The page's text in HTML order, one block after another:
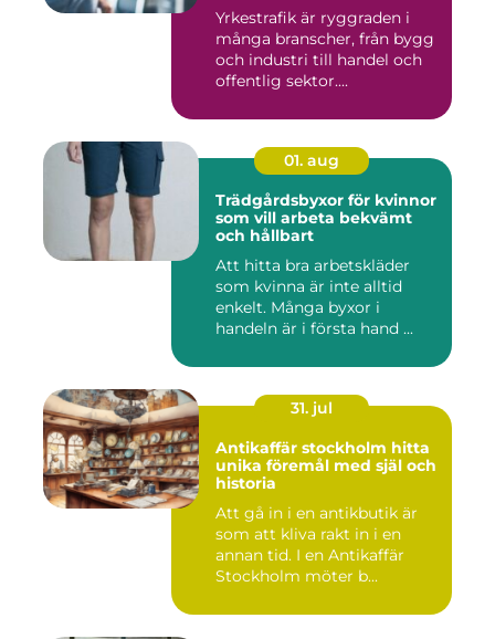
Yrkestrafik är ryggraden i
många branscher, från bygg
och industri till handel och
offentlig sektor....
01. aug
Trädgårdsbyxor för kvinnor
som vill arbeta bekvämt
och hållbart
Att hitta bra arbetskläder
som kvinna är inte alltid
enkelt. Många byxor i
handeln är i första hand ...
31. jul
Antikaffär stockholm hitta
unika föremål med själ och
historia
Att gå in i en antikbutik är
som att kliva rakt in i en
annan tid. I en Antikaffär
Stockholm möter b...